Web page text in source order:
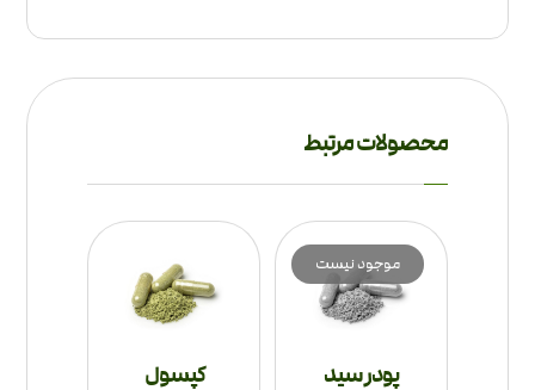
محصولات مرتبط
پودر سید
موجود نیست
کپسول